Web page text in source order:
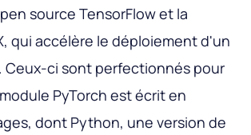
source TensorFlow et la
qui accélère le déploiement d'un
Ceux-ci sont perfectionnés pour
PyTorch est écrit en
dont Python, une version de